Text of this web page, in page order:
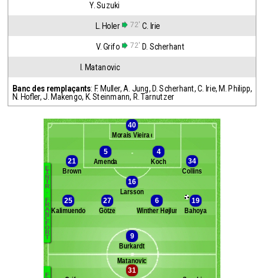
Y. Suzuki
L. Holer 72' C. Irie
V. Grifo 72' D. Scherhant
I. Matanovic
Banc des remplaçants: F. Muller, A. Jung, D. Scherhant,C. Irie, M. Philipp,
N. Hofler,J. Makengo, K. Steinmann, R. Tarnutzer